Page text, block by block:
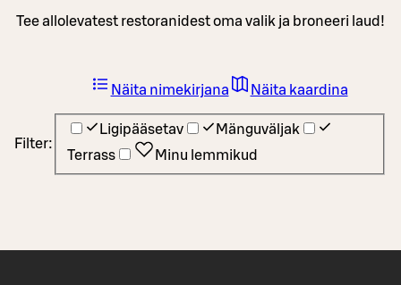
Tee allolevatest restoranidest oma valik ja broneeri laud!
Filter:
Ligipääsetav
Mänguväljak
Terrass
Minu lemmikud
Näita nimekirjana Näita kaardina